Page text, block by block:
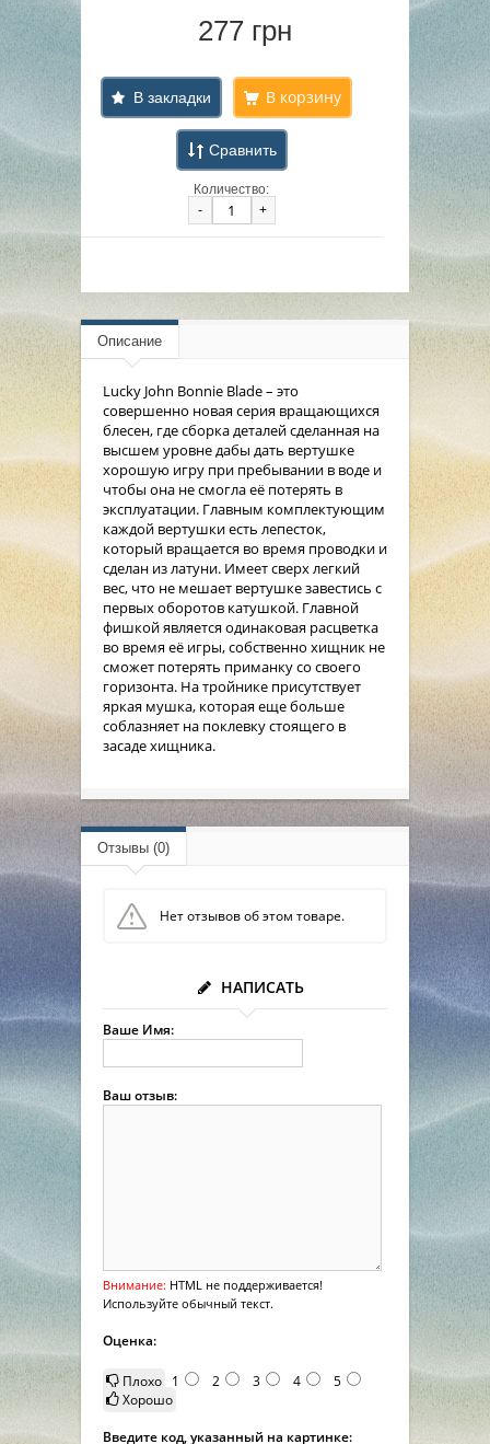
277 грн
В закладки
Сравнить
Количество:
-
+
Описание
Lucky John Bonnie Blade – это
совершенно новая серия вращающихся
блесен, где сборка деталей сделанная на
высшем уровне дабы дать вертушке
хорошую игру при пребывании в воде и
чтобы она не смогла её потерять в
эксплуатации. Главным комплектующим
каждой вертушки есть лепесток,
который вращается во время проводки и
сделан из латуни. Имеет сверх легкий
вес, что не мешает вертушке завестись с
первых оборотов катушкой. Главной
фишкой является одинаковая расцветка
во время её игры, собственно хищник не
сможет потерять приманку со своего
горизонта. На тройнике присутствует
яркая мушка, которая еще больше
соблазняет на поклевку стоящего в
засаде хищника.
Отзывы (0)
Нет отзывов об этом товаре.
НАПИСАТЬ
Ваше Имя:
Ваш отзыв:
Внимание: HTML не поддерживается!
Используйте обычный текст.
Оценка:
Плохо 1 2 3 4
5
Хорошо
Введите код, указанный на картинке: